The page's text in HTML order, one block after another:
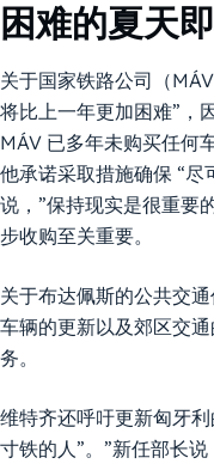
困难的夏天
关于国家铁路公司（
将比上一年更加困难”，
MÁV 已多年未购买任何
他承诺采取措施确保 “尽
说，”保持现实是很重要
步收购至关重要。
关于布达佩斯的公共交
车辆的更新以及郊区交
务。
维特齐还呼吁更新匈牙
寸铁的人”。”新任部长